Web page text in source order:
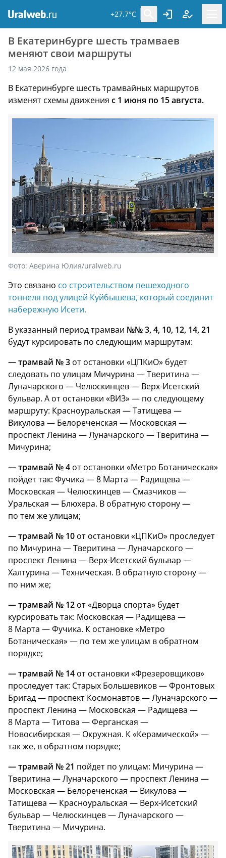
+27.7°C
В Екатеринбурге шесть трамваев
меняют свои маршруты
12 мая 2026 года
В Екатеринбурге шесть трамвайных маршрутов
изменят схемы движения с 1 июня по 15 августа.
Фото: Аверина Юлия/uralweb.ru
Это связано со строительством пешеходного
тоннеля под улицей Куйбышева, который соединит
набережную Исети.
В указанный период трамваи №№ 3, 4, 10, 12, 14, 21
будут курсировать по следующим маршрутам:
— трамвай № 3 от остановки «ЦПКиО» будет
следовать по улицам Мичурина — Тверитина —
Луначарского — Челюскинцев — Верх-Исетский
бульвар. А от остановки «ВИЗ» — по следующему
маршруту: Красноуральская — Татищева —
Викулова — Белореченская — Московская —
проспект Ленина — Луначарского — Тверитина —
Мичурина;
— трамвай № 4 от остановки «Метро Ботаническая»
пойдет так: Фучика — 8 Марта — Радищева —
Московская — Челюскинцев — Смазчиков —
Уральская — Блюхера. В обратную сторону —
по тем же улицам;
— трамвай № 10 от остановки «ЦПКиО» проследует
по Мичурина — Тверитина — Луначарского —
проспект Ленина — Верх-Исетский бульвар —
Халтурина — Техническая. В обратную сторону —
по ним же;
— трамвай № 12 от «Дворца спорта» будет
курсировать так: Московская — Радищева —
8 Марта — Фучика. К остановке «Метро
Ботаническая» — по тем же улицам в обратном
порядке;
— трамвай № 14 от остановки «Фрезеровщиков»
проследует так: Старых Большевиков — Фронтовых
Бригад — проспект Космонавтов — Луначарского —
проспект Ленина — Московская — Радищева —
8 Марта — Титова — Ферганская —
Новосибирская — Окружная. К «Керамической» —
так же, в обратном порядке;
— трамвай № 21 пойдет по улицам: Мичурина —
Тверитина — Луначарского — проспект Ленина —
Московская — Белореченская — Викулова —
Татищева — Красноуральская — Верх-Исетский
бульвар — Челюскинцев — Луначарского —
Тверитина — Мичурина.